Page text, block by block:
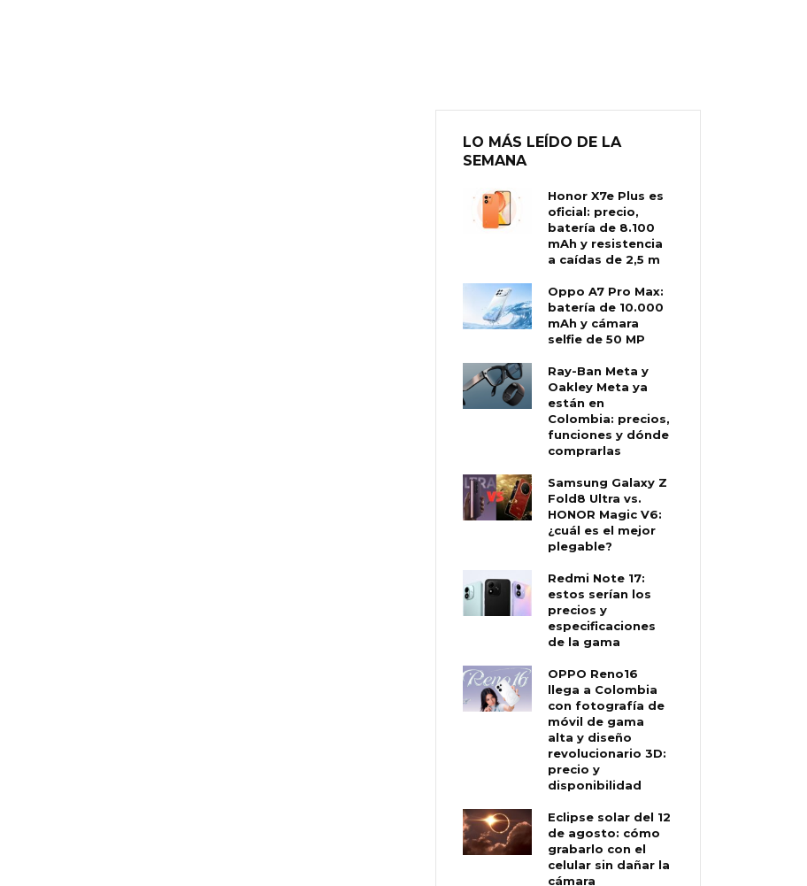
LO MÁS LEÍDO DE LA
SEMANA
Honor X7e Plus es
oficial: precio,
batería de 8.100
mAh y resistencia
a caídas de 2,5 m
Oppo A7 Pro Max:
batería de 10.000
mAh y cámara
selfie de 50 MP
Ray-Ban Meta y
Oakley Meta ya
están en
Colombia: precios,
funciones y dónde
comprarlas
Samsung Galaxy Z
Fold8 Ultra vs.
HONOR Magic V6:
¿cuál es el mejor
plegable?
Redmi Note 17:
estos serían los
precios y
especificaciones
de la gama
OPPO Reno16
llega a Colombia
con fotografía de
móvil de gama
alta y diseño
revolucionario 3D:
precio y
disponibilidad
Eclipse solar del 12
de agosto: cómo
grabarlo con el
celular sin dañar la
cámara